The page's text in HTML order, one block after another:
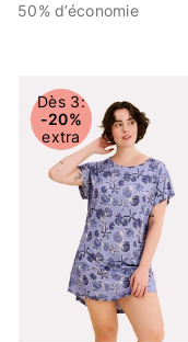
50% d’économie
Dès 3:
-20%
extra